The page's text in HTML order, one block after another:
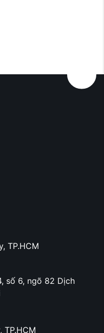
TP.HCM
số 6, ngõ 82 Dịch
TP.HCM